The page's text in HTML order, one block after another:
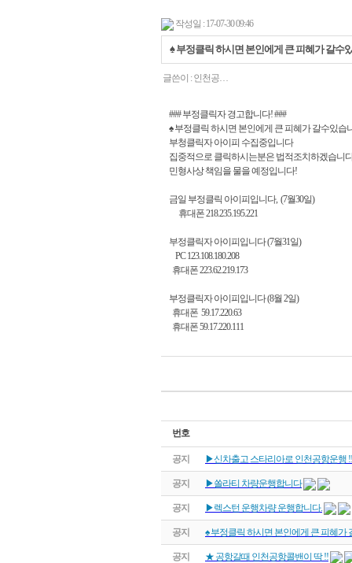
작성일 : 17-07-30 09:46
♠ 부정클릭 하시면 본인에게 큰 피혜가 갈수
글쓴이 : 인천공…
### 부정클릭자 경고합니다! ###
♠ 부정클릭 하시면 본인에게 큰 피혜가 갈수있습
부청클릭자 아이피 수집중입니다
집중적으로 클릭하시는분은 법적조치하겠습니
민형사상 책임을 물을 예정입니다!
금일 부정클릭 아이피입니다, (7월30일)
휴대폰 218.235.195.221
부정클릭자 아이피입니다 (7월31일)
PC 123.108.180.208
휴대폰 223.62.219.173
부정클릭자 아이피입니다 (8월 2일)
휴대폰 59.17.220.63
휴대폰 59.17.220.111
번호
공지 ▶신차출고 스타리아로 인천공항운행 !!
공지 ▶쏠라티 차량운행합니다
공지 ▶렉스턴 운행차량 운행합니다.
공지 ♠ 부정클릭 하시면 본인에게 큰 피혜가
공지 ★ 공항갈때 인천공항콜밴이 딱 !!